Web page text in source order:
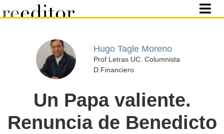
Hugo Tagle Moreno
Prof Letras UC. Columnista
D.Financiero
Un Papa valiente.
Renuncia de Benedicto